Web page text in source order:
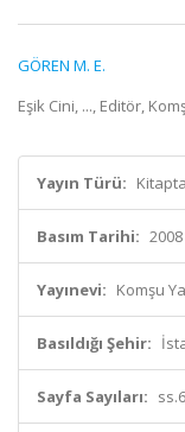
GÖREN M. E.
Eşik Cini, ..., Editör,
Yayın Türü:
Basım Tarihi: 2008
Yayınevi: Komşu
Basıldığı Şehir:
Sayfa Sayıları: